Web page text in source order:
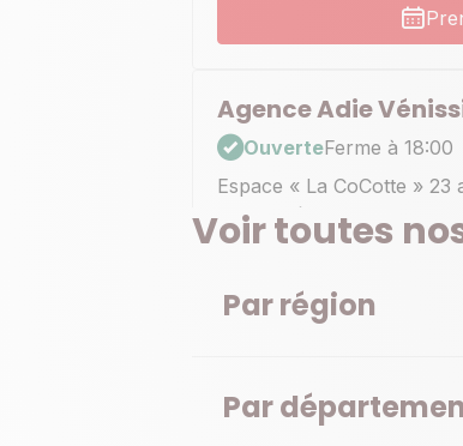
Agence Adie
OuverteFerme à 18:00
Espace « La CoCotte » 23
69200 Vénissieux
En savoir plus
Agence Adie Lyon 7
Voir toutes
Par région
Par